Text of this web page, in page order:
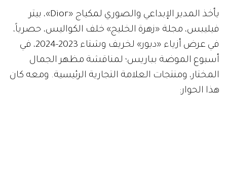
يأخذ المدير الإبداعي والصوري لمكياج «Dior»، بيتر
فيليبس، مجلة «زهرة الخليج» خلف الكواليس، حصرياً،
في عرض أزياء «ديور» لخريف وشتاء 2023-2024، في
أسبوع الموضة بباريس؛ لمناقشة مظهر الجمال
المختار، ومنتجات العلامة التجارية الرئيسية. ومعه كان
هذا الحوار: